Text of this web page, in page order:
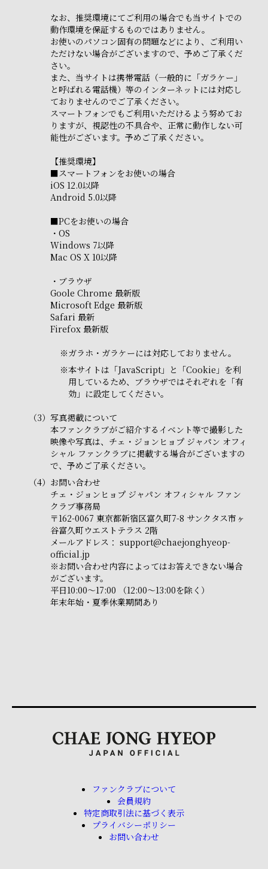
なお、推奨環境にてご利用の場合でも当サイトでの
動作環境を保証するものではありません。
お使いのパソコン固有の問題などにより、ご利用い
ただけない場合がございますので、予めご了承くだ
さい。
また、当サイトは携帯電話（一般的に「ガラケー」
と呼ばれる電話機）等のインターネットには対応し
ておりませんのでご了承ください。
スマートフォンでもご利用いただけるよう努めてお
りますが、視認性の不具合や、正常に動作しない可
能性がございます。予めご了承ください。
【推奨環境】
■スマートフォンをお使いの場合
iOS 12.0以降
Android 5.0以降
■PCをお使いの場合
・OS
Windows 7以降
Mac OS X 10以降
・ブラウザ
Goole Chrome 最新版
Microsoft Edge 最新版
Safari 最新
Firefox 最新版
※ガラホ・ガラケーには対応しておりません。
※本サイトは「JavaScript」と「Cookie」を利
用しているため、ブラウザではそれぞれを「有
効」に設定してください。
（3） 写真掲載について
本ファンクラブがご紹介するイベント等で撮影した
映像や写真は、チェ・ジョンヒョプ ジャパン オフィ
シャル ファンクラブに掲載する場合がございますの
で、予めご了承ください。
（4） お問い合わせ
チェ・ジョンヒョプ ジャパン オフィシャル ファン
クラブ事務局
〒162-0067 東京都新宿区富久町7-8 サンクタス市ヶ
谷富久町ウエストテラス 2階
メールアドレス： support@chaejonghyeop-
official.jp
※お問い合わせ内容によってはお答えできない場合
がございます。
平日10:00～17:00 （12:00～13:00を除く）
年末年始・夏季休業期間あり
ファンクラブについて
会員規約
特定商取引法に基づく表示
プライバシーポリシー
お問い合わせ